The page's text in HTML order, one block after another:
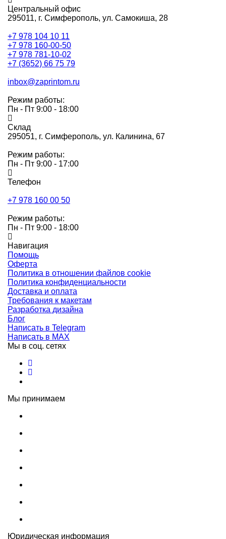
Центральный офис
295011, г. Симферополь, ул. Самокиша, 28
+7 978 104 10 11
+7 978 160-00-50
+7 978 781-10-02
+7 (3652) 66 75 79
inbox@zaprintom.ru
Режим работы:
Пн - Пт 9:00 - 18:00
Склад
295051, г. Симферополь, ул. Калинина, 67
Режим работы:
Пн - Пт 9:00 - 17:00
Телефон
+7 978 160 00 50
Режим работы:
Пн - Пт 9:00 - 18:00
Навигация
Помощь
Оферта
Политика в отношении файлов cookie
Политика конфиденциальности
Доставка и оплата
Требования к макетам
Разработка дизайна
Блог
Написать в Telegram
Написать в MAX
Мы в соц. сетях
Мы принимаем
Юридическая информация